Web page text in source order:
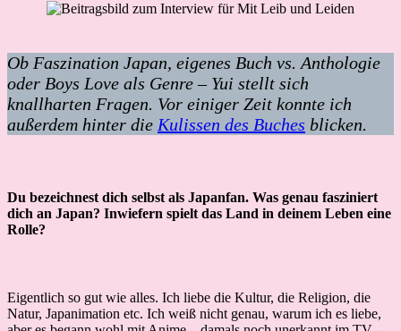
Ob Faszination Japan, eigenes Buch vs. Anthologie
oder Boys Love als Genre – Yui stellt sich
knallharten Fragen. Vor einiger Zeit konnte ich
außerdem hinter die Kulissen des Buches blicken.
Du bezeichnest dich selbst als Japanfan. Was genau fasziniert
dich an Japan? Inwiefern spielt das Land in deinem Leben eine
Rolle?
Eigentlich so gut wie alles. Ich liebe die Kultur, die Religion, die
Natur, Japanimation etc. Ich weiß nicht genau, warum ich es liebe,